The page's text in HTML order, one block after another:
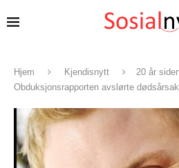
Hjem Kjendisnytt
20 år
Obduksjonsrapporten avslørte